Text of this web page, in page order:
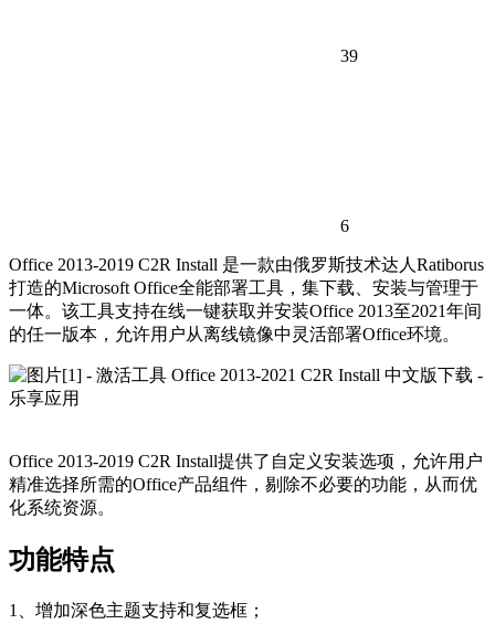
39
6
Office 2013-2019 C2R Install 是一款由俄罗斯技术达人Ratiborus
打造的Microsoft Office全能部署工具，集下载、安装与管理于
一体。该工具支持在线一键获取并安装Office 2013至2021年间
的任一版本，允许用户从离线镜像中灵活部署Office环境。
Office 2013-2019 C2R Install提供了自定义安装选项，允许用户
精准选择所需的Office产品组件，剔除不必要的功能，从而优
化系统资源。
功能特点
1、增加深色主题支持和复选框；